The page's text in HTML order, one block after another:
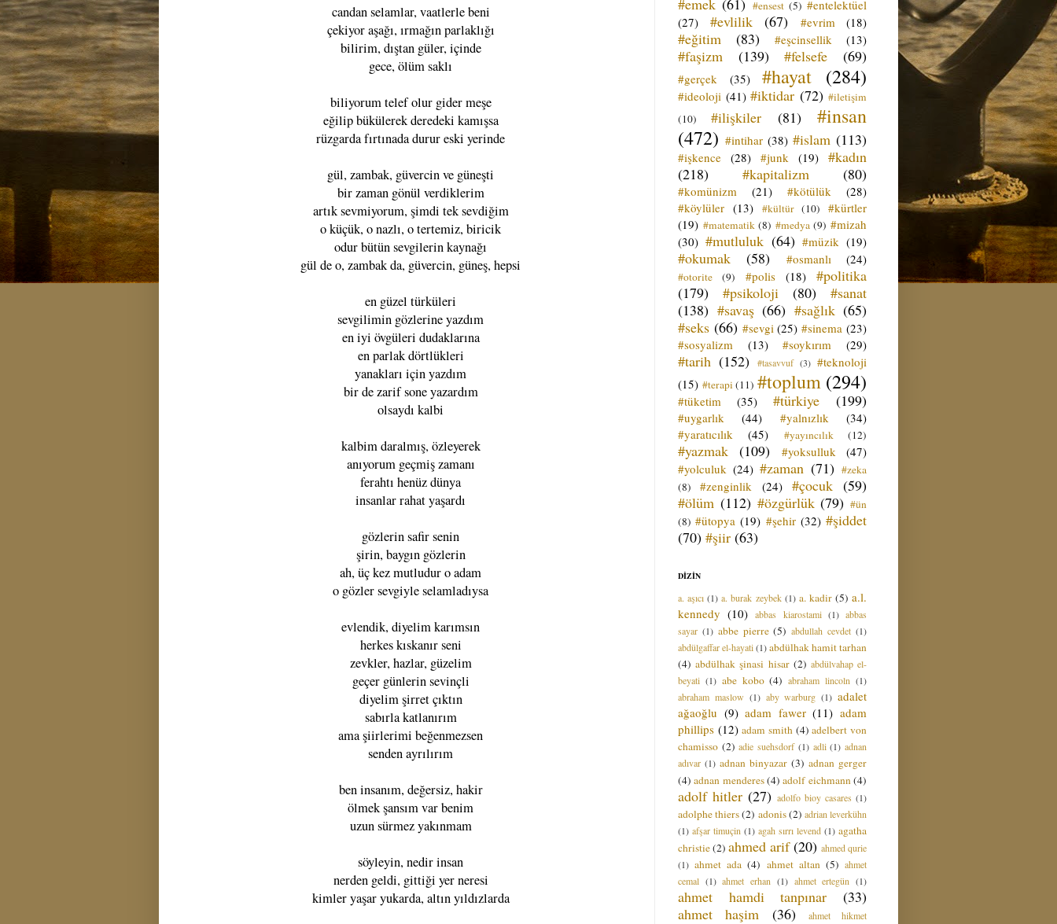
candan selamlar, vaatlerle beni
çekiyor aşağı, ırmağın parlaklığı
bilirim, dıştan güler, içinde
gece, ölüm saklı
biliyorum telef olur gider meşe
eğilip bükülerek deredeki kamışsa
rüzgarda fırtınada durur eski yerinde
gül, zambak, güvercin ve güneşti
bir zaman gönül verdiklerim
artık sevmiyorum, şimdi tek sevdiğim
o küçük, o nazlı, o tertemiz, biricik
odur bütün sevgilerin kaynağı
gül de o, zambak da, güvercin, güneş, hepsi
en güzel türküleri
sevgilimin gözlerine yazdım
en iyi övgüleri dudaklarına
en parlak dörtlükleri
yanakları için yazdım
bir de zarif sone yazardım
olsaydı kalbi
kalbim daralmış, özleyerek
anıyorum geçmiş zamanı
ferahtı henüz dünya
insanlar rahat yaşardı
gözlerin safir senin
şirin, baygın gözlerin
ah, üç kez mutludur o adam
o gözler sevgiyle selamladıysa
evlendik, diyelim karımsın
herkes kıskanır seni
zevkler, hazlar, güzelim
geçer günlerin sevinçli
diyelim şirret çıktın
sabırla katlanırım
ama şiirlerimi beğenmezsen
senden ayrılırım
ben insanım, değersiz, hakir
ölmek şansım var benim
uzun sürmez yakınmam
söyleyin, nedir insan
nerden geldi, gittiği yer neresi
kimler yaşar yukarda, altın yıldızlarda
#ensest (5) #entelektüel
(27)
#evlilik (67) #evrim (18)
#eğitim (83) #eşcinsellik (13)
#faşizm (139) #felsefe (69)
#gerçek (35) #hayat (284)
#ideoloji (41) #iktidar (72) #iletişim
(10)
#ilişkiler (81)
#insan
(472) #intihar (38) #islam (113)
#işkence (28) #junk (19) #kadın
(218)
#kapitalizm (80)
#komünizm (21) #kötülük
(28)
#köylüler (13) #kültür (10)
#kürtler
(19) #matematik (8) #medya (9) #mizah
(30) #mutluluk (64) #müzik (19)
#okumak (58) #osmanlı (24)
#otorite (9) #polis (18)
#politika
(179)
#psikoloji (80)
#sanat
(138) #savaş (66) #sağlık (65)
#seks (66) #sevgi (25) #sinema (23)
#sosyalizm
(13) #soykırım (29)
#tarih (152) #tasavvuf (3) #teknoloji
(15) #terapi (11) #toplum (294)
#tüketim (35) #türkiye (199)
#uygarlık (44) #yalnızlık
(34)
#yaratıcılık
(45) #yayıncılık (12)
#yazmak (109) #yoksulluk
(47)
#yolculuk (24) #zaman (71) #zeka
(8)
#zenginlik (24) #çocuk (59)
#ölüm (112) #özgürlük (79) #ün
(8) #ütopya (19) #şehir (32) #şiddet
(70) #şiir (63)
DİZİN
a. aşıcı (1) a. burak zeybek (1) a. kadir (5) a.l.
kennedy (10) abbas kiarostami (1) abbas
sayar (1) abbe pierre (5) abdullah cevdet (1)
abdülgaffar el-hayati(1)abdülhak hamit tarhan
(4) abdülhak şinasi hisar (2) abdülvahap el-
beyati (1) abe kobo (4) abraham lincoln (1)
abraham maslow (1) aby warburg (1) adalet
ağaoğlu (9) adam fawer (11) adam
phillips (12) adam smith (4) adelbert von
chamisso (2) adie suehsdorf (1) adli (1) adnan
adıvar (1) adnan binyazar (3) adnan gerger
(4) adnan menderes(4) adolf eichmann (4)
adolf hitler (27) adolfo bioy casares (1)
adolphe thiers(2) adonis(2) adrian leverkühn
(1) afşar timuçin (1) agah sırrı levend (1) agatha
christie(2) ahmed arif (20) ahmed qurie
(1) ahmet ada (4) ahmet altan (5) ahmet
cemal (1) ahmet erhan (1) ahmet ertegün (1)
ahmet hamdi tanpınar
(33)
ahmet haşim
(36)
ahmet hikmet